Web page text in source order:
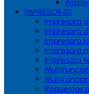
Waste
IMPRESORAS
Impresora
Impresora
Impresora
Impresora
Impresora
Repuestos